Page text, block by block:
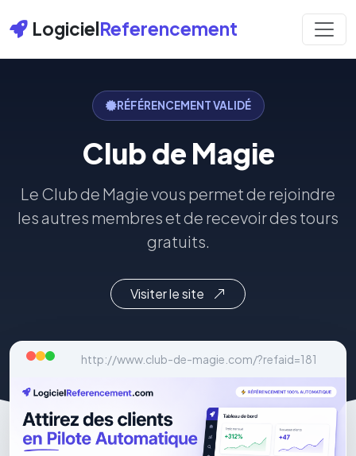
LogicielReferencement
RÉFÉRENCEMENT VALIDÉ
Club de Magie
Le Club de Magie vous permet de rejoindre
les autres membres et de recevoir des tours
gratuits.
Visiter le site
http://www.club-de-magie.com/?refaid=181